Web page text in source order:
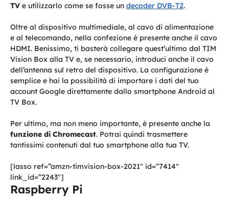
TV e utilizzarlo come se fosse un decoder DVB-T2.
Oltre al dispositivo multimediale, al cavo di alimentazione
e al telecomando, nella confezione è presente anche il cavo
HDMI. Benissimo, ti basterà collegare quest’ultimo dal TIM
Vision Box alla TV e, se necessario, introduci anche il cavo
dell’antenna sul retro del dispositivo. La configurazione è
semplice e hai la possibilità di importare i dati del tuo
account Google direttamente dallo smartphone Android al
TV Box.
Per ultimo, ma non meno importante, è presente anche la
funzione di Chromecast. Potrai quindi trasmettere
tantissimi contenuti dal tuo smartphone alla tua TV.
[lasso ref=”amzn-timvision-box-2021″ id=”7414″
link_id=”2243″]
Raspberry Pi